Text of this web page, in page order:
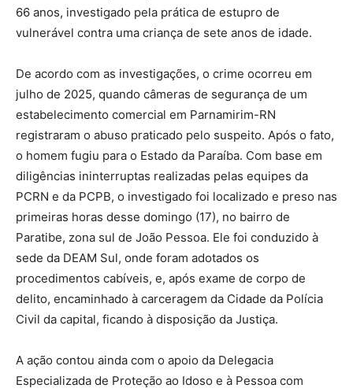
66 anos, investigado pela prática de estupro de
vulnerável contra uma criança de sete anos de idade.
De acordo com as investigações, o crime ocorreu em
julho de 2025, quando câmeras de segurança de um
estabelecimento comercial em Parnamirim-RN
registraram o abuso praticado pelo suspeito. Após o fato,
o homem fugiu para o Estado da Paraíba. Com base em
diligências ininterruptas realizadas pelas equipes da
PCRN e da PCPB, o investigado foi localizado e preso nas
primeiras horas desse domingo (17), no bairro de
Paratibe, zona sul de João Pessoa. Ele foi conduzido à
sede da DEAM Sul, onde foram adotados os
procedimentos cabíveis, e, após exame de corpo de
delito, encaminhado à carceragem da Cidade da Polícia
Civil da capital, ficando à disposição da Justiça.
A ação contou ainda com o apoio da Delegacia
Especializada de Proteção ao Idoso e à Pessoa com